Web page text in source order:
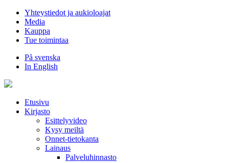
Hyppää
sisältöön
Yhteystiedot ja aukioloajat
Media
Kauppa
Tue toimintaa
På svenska
In English
Etusivu
Kirjasto
Esittelyvideo
Kysy meiltä
Onnet-tietokanta
Lainaus
Palveluhinnasto